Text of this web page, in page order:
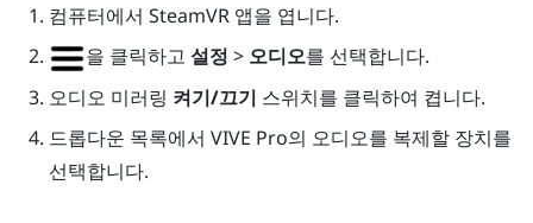
컴퓨터에서 SteamVR앱을 엽니다.
을 클릭하고 설정 > 오디오를 선택합니다.
오디오 미러링 켜기/끄기 스위치를 클릭하여 켭니다.
드롭다운 목록에서 VIVE Pro의 오디오를 복제할 장치를
선택합니다.